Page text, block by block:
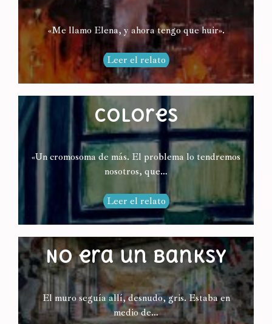
«Me llamo Elena, y ahora tengo que huir».
Leer el relato
Colores
«Un cromosoma de más. El problema lo tendremos
nosotros, que…
Leer el relato
No era un Banksy
El muro seguía allí, desnudo, gris. Estaba en
medio de…